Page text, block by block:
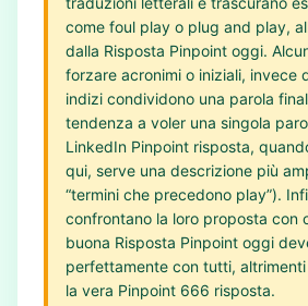
come foul play o plug and play,
dalla Risposta Pinpoint oggi.
forzare acronimi o iniziali, invece
indizi condividono una parola
tendenza a voler una singola
LinkedIn Pinpoint risposta,
qui, serve una descrizione più
“termini che precedono play”).
confrontano la loro proposta con
buona Risposta Pinpoint oggi
perfettamente con tutti,
la vera Pinpoint 666 risposta.